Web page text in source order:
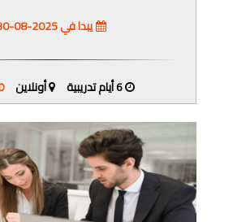
يبدا في 2025-08-30
أونلاين